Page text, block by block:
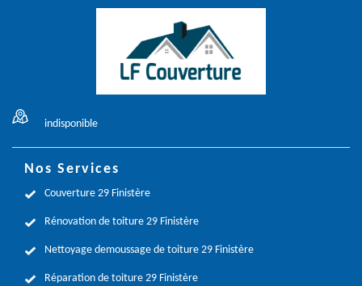
indisponible
Nos Services
Couverture 29 Finistère
Rénovation de toiture 29 Finistère
Nettoyage demoussage de toiture 29 Finistère
Réparation de toiture 29 Finistère